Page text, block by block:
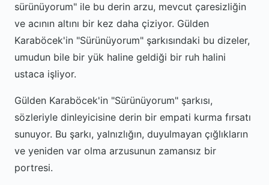
sürünüyorum" ile bu derin arzu, mevcut çaresizliğin
ve acının altını bir kez daha çiziyor. Gülden
Karaböcek'in "Sürünüyorum" şarkısındaki bu dizeler,
umudun bile bir yük haline geldiği bir ruh halini
ustaca işliyor.
Gülden Karaböcek'in "Sürünüyorum" şarkısı,
sözleriyle dinleyicisine derin bir empati kurma fırsatı
sunuyor. Bu şarkı, yalnızlığın, duyulmayan çığlıkların
ve yeniden var olma arzusunun zamansız bir
portresi.